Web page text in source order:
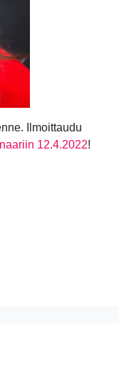
Ilmoittaudu
12.4.2022!